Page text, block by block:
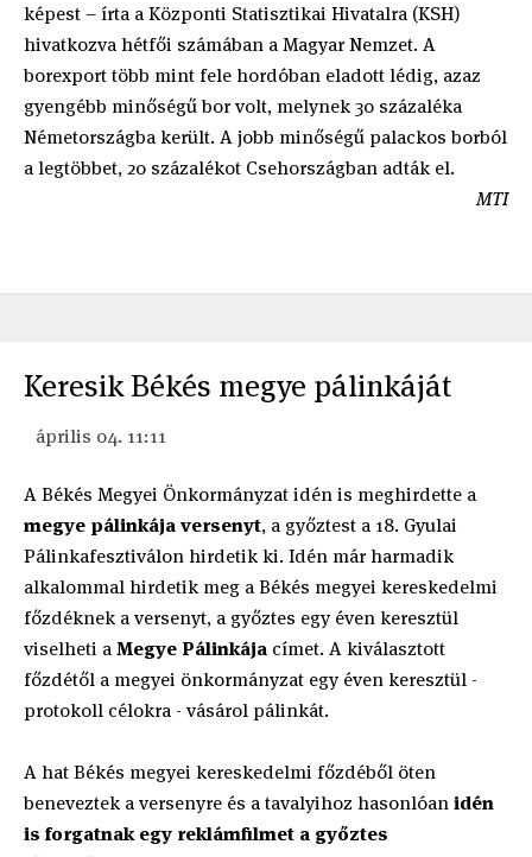
képest – írta a Központi Statisztikai Hivatalra (KSH)
hivatkozva hétfői számában a Magyar Nemzet. A
borexport több mint fele hordóban eladott lédig, azaz
gyengébb minőségű bor volt, melynek 30 százaléka
Németországba került. A jobb minőségű palackos borból
a legtöbbet, 20 százalékot Csehországban adták el.
MTI
Keresik Békés megye pálinkáját
április 04. 11:11
A Békés Megyei Önkormányzat idén is meghirdette a
megye pálinkája versenyt, a győztest a 18. Gyulai
Pálinkafesztiválon hirdetik ki. Idén már harmadik
alkalommal hirdetik meg a Békés megyei kereskedelmi
főzdéknek a versenyt, a győztes egy éven keresztül
viselheti aMegye Pálinkája címet. A kiválasztott
főzdétől a megyei önkormányzat egy éven keresztül -
protokoll célokra - vásárol pálinkát.
A hat Békés megyei kereskedelmi főzdéből öten
beneveztek a versenyre és a tavalyihoz hasonlóanidén
is forgatnak egy reklámfilmet a győztes